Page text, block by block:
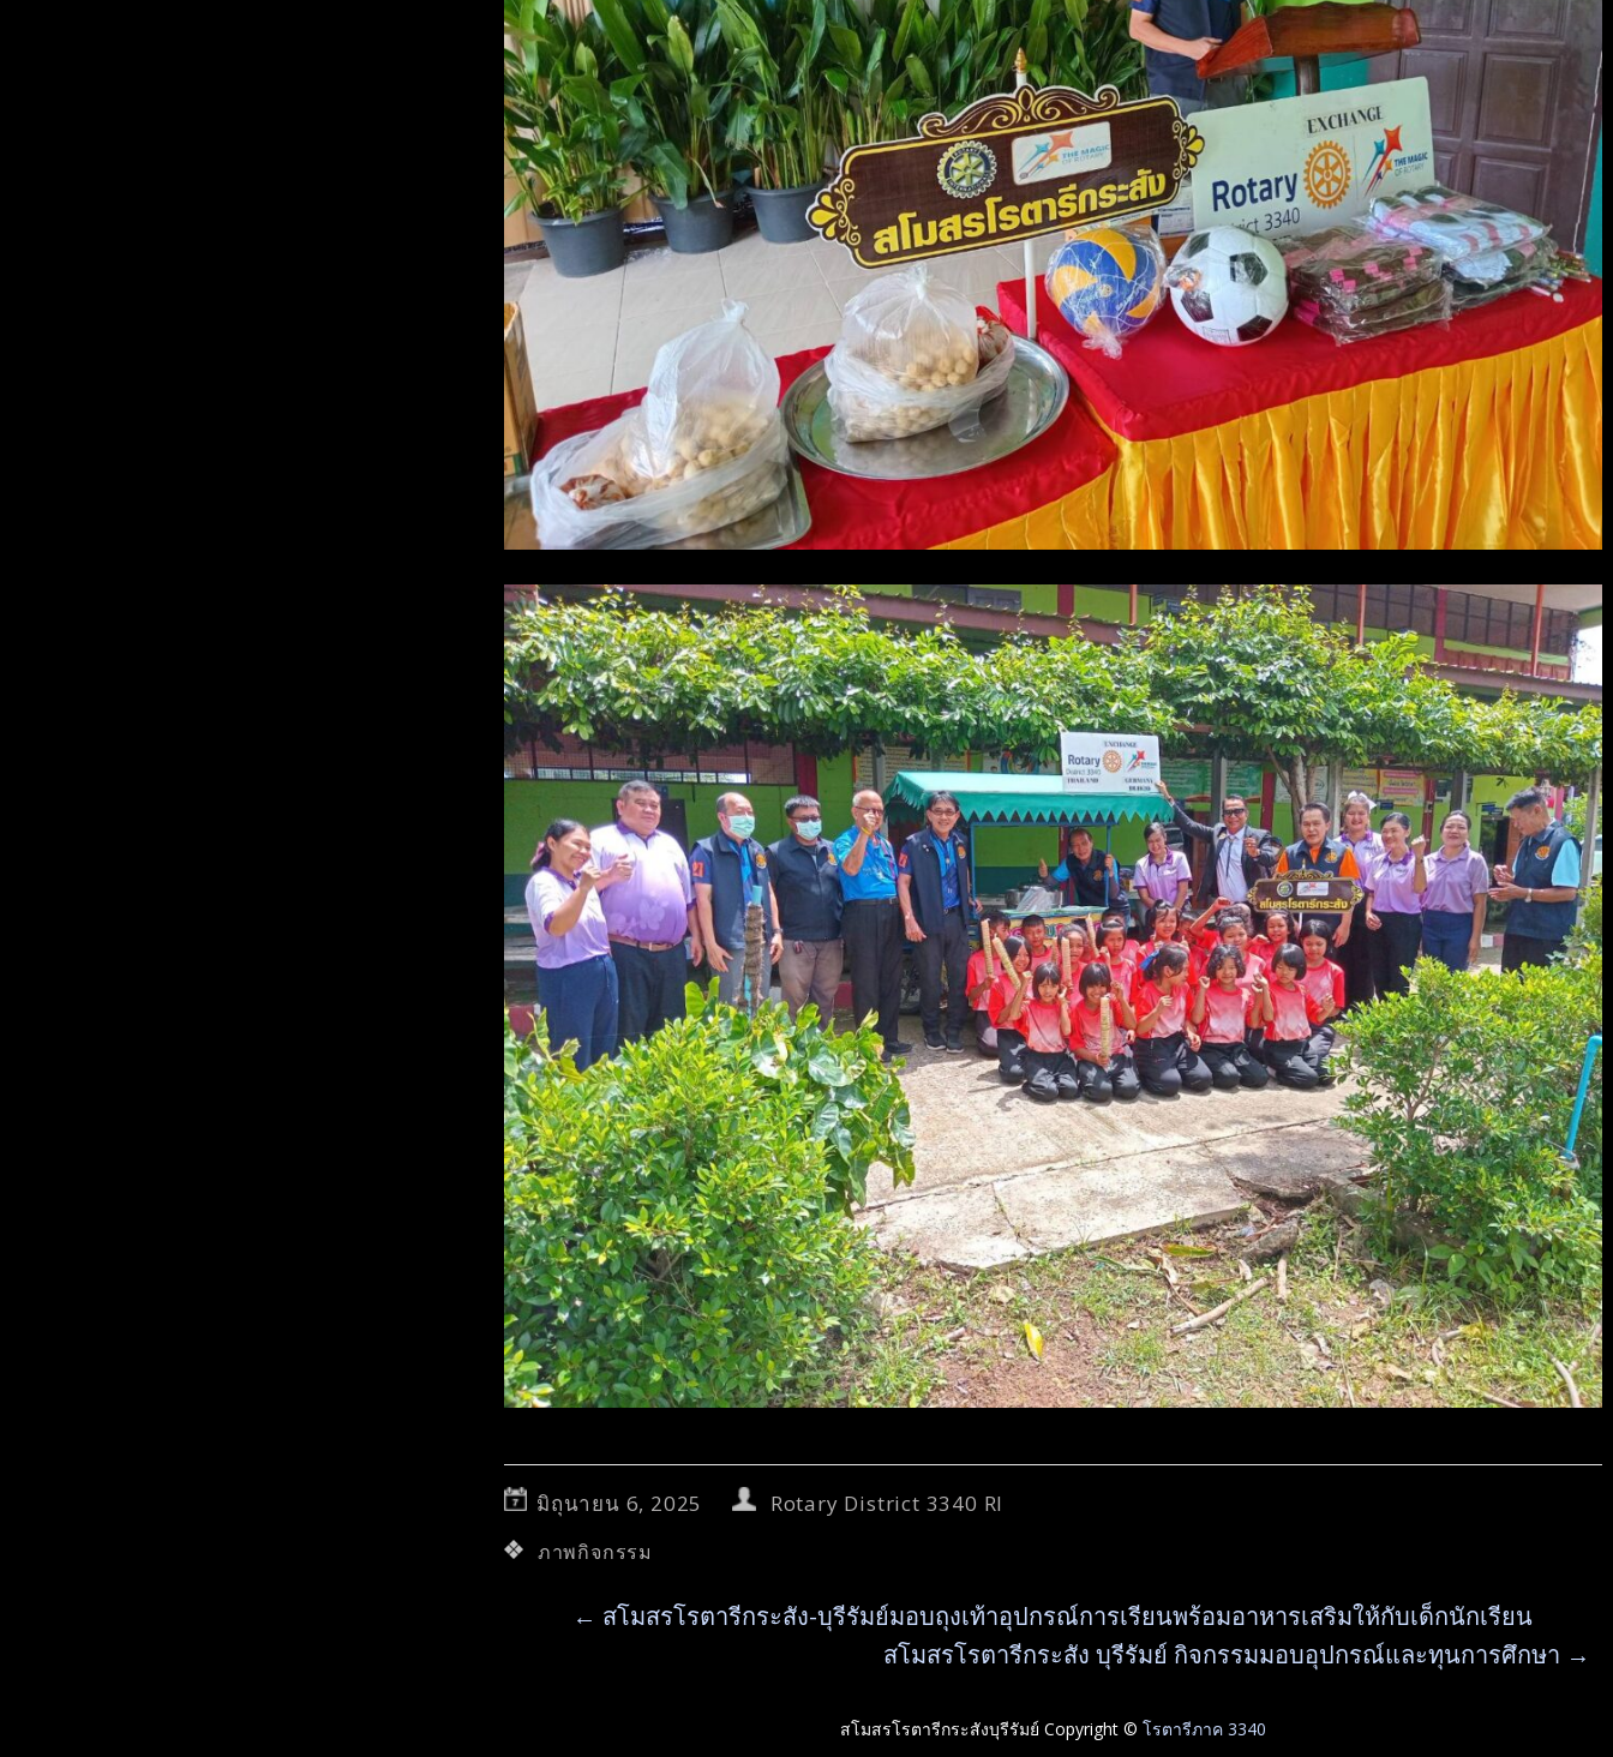
มิถุนายน 6, 2025 Rotary District 3340 RI
ภาพกิจกรรม
← สโมสรโรตารีกระสัง-บุรีรัมย์มอบถุงเท้าอุปกรณ์การเรียนพร้อมอาหารเสริมให้กับเด็กนักเรียน
สโมสรโรตารีกระสัง บุรีรัมย์ กิจกรรมมอบอุปกรณ์และทุนการศึกษา →
สโมสรโรตารีกระสังบุรีรัมย์ Copyright © โรตารีภาค 3340